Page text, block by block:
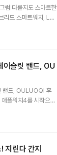
럼 다를지도 스마트한
리드 스마트워치, LG
께 소개되며 적지
데요. 꽤 긴 시간이
낸 워치 W7은 과연
기 등에 대해서는 추
, 본문에서는 그 첫인
니다. 일반적으로 워
이슬릿 밴드, OU
밴드, OULUOQI 후
플워치4를 시작으로
에 대해서는 그닥 호
보면 결국 줄질(?)에
지린다 간지